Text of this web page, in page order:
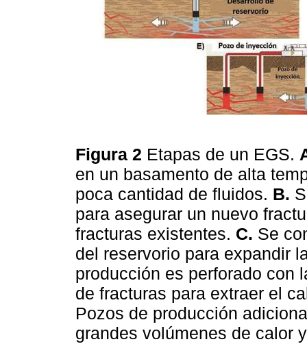
Figura 2 Etapas de un EGS.
en un basamento de alta
poca cantidad de fluidos. B.
para asegurar un nuevo
fracturas existentes. C. Se
del reservorio para expandir
producción es perforado con
de fracturas para extraer el
Pozos de producción
grandes volúmenes de calor